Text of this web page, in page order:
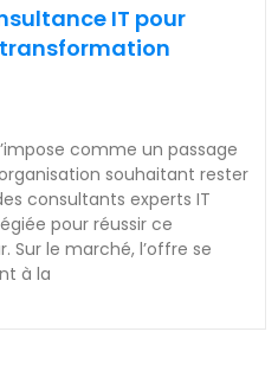
IT pour
comme un passage
souhaitant rester
consultants experts IT
pour réussir ce
le marché, l’offre se
à la